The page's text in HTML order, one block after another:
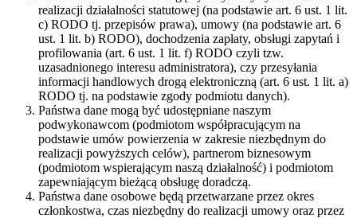
realizacji działalności statutowej (na podstawie art. 6 ust. 1 lit.
c) RODO tj. przepisów prawa), umowy (na podstawie art. 6
ust. 1 lit. b) RODO), dochodzenia zapłaty, obsługi zapytań i
profilowania (art. 6 ust. 1 lit. f) RODO czyli tzw.
uzasadnionego interesu administratora), czy przesyłania
informacji handlowych drogą elektroniczną (art. 6 ust. 1 lit. a)
RODO tj. na podstawie zgody podmiotu danych).
Państwa dane mogą być udostępniane naszym
podwykonawcom (podmiotom współpracującym na
podstawie umów powierzenia w zakresie niezbędnym do
realizacji powyższych celów), partnerom biznesowym
(podmiotom wspierającym naszą działalność) i podmiotom
zapewniającym bieżącą obsługę doradczą.
Państwa dane osobowe będą przetwarzane przez okres
członkostwa, czas niezbędny do realizacji umowy oraz przez